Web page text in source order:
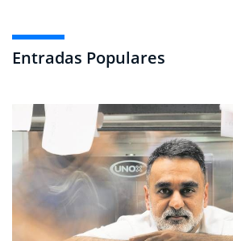
Entradas Populares